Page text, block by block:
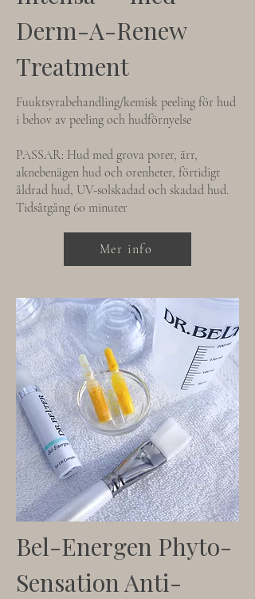
Derm-A-Renew
Treatment
Fuuktsyrabehandling/kemisk peeling för hud
i behov av peeling och hudförnyelse
PASSAR: Hud med grova porer, ärr,
aknebenägen hud och orenheter, förtidigt
åldrad hud, UV-solskadad och skadad hud.
Tidsåtgång 60 minuter
Mer info
Bel-Energen Phyto-
Sensation Anti-